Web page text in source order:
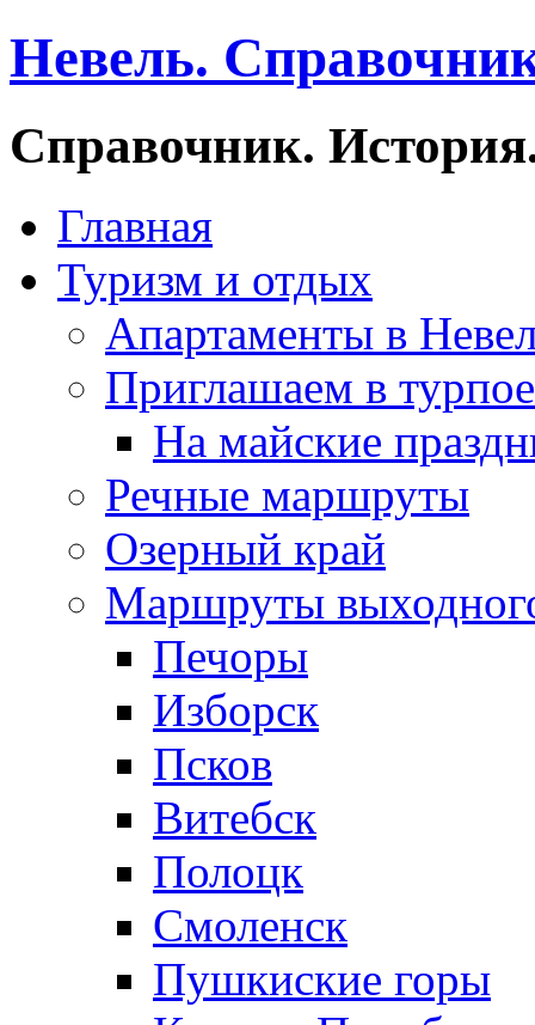
Невель.
Справочник.
Главная
Туризм и отдых
Апартаменты в
Приглашаем в
На майские
Речные маршруты
Озерный край
Маршруты
Печоры
Изборск
Псков
Витебск
Полоцк
Смоленск
Пушкиские горы